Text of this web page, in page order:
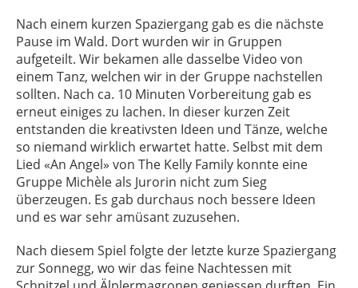
Nach einem kurzen Spaziergang gab es die nächste
Pause im Wald. Dort wurden wir in Gruppen
aufgeteilt. Wir bekamen alle dasselbe Video von
einem Tanz, welchen wir in der Gruppe nachstellen
sollten. Nach ca. 10 Minuten Vorbereitung gab es
erneut einiges zu lachen. In dieser kurzen Zeit
entstanden die kreativsten Ideen und Tänze, welche
so niemand wirklich erwartet hatte. Selbst mit dem
Lied «An Angel» von The Kelly Family konnte eine
Gruppe Michèle als Jurorin nicht zum Sieg
überzeugen. Es gab durchaus noch bessere Ideen
und es war sehr amüsant zuzusehen.
Nach diesem Spiel folgte der letzte kurze Spaziergang
zur Sonnegg, wo wir das feine Nachtessen mit